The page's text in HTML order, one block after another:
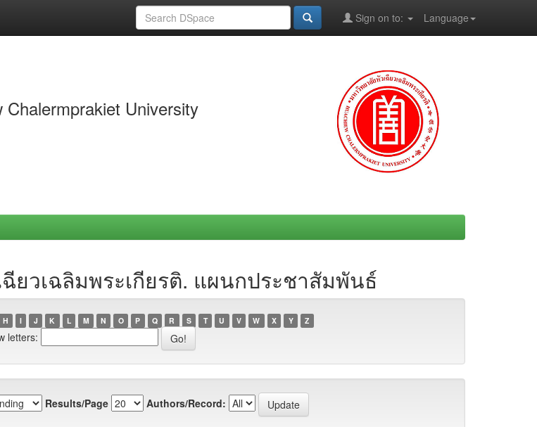
Language
Sign on to:
University
ยวเฉลิมพระเกียรติ. แผนกประชาสัมพันธ์
H I J K L M N O P Q R S T U V W X Y Z
letters:
Results/Page Authors/Record: